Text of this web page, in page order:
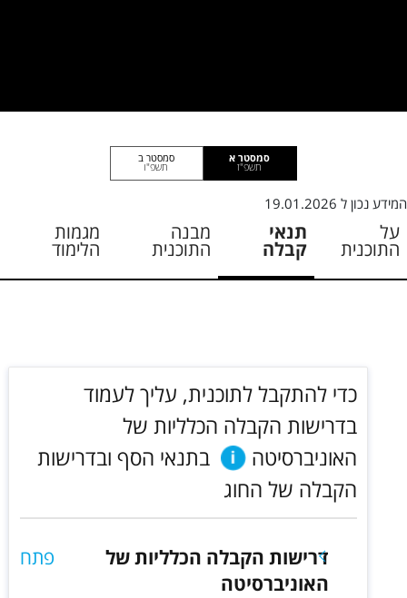
סמסטר א
תשפ"ז
סמסטר ב
תשפ"ו
המידע נכון ל 19.01.2026
על
התוכנית
תנאי
קבלה
מבנה
התוכנית
מגמות
הלימוד
כדי להתקבל לתוכנית, עליך לעמוד
בדרישות הקבלה הכלליות של
האוניברסיטה
בתנאי הסף ובדרישות
הקבלה של החוג
דרישות הקבלה הכלליות של
האוניברסיטה
פתח